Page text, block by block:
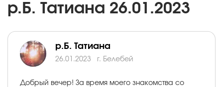
р.Б. Татиана 26.01.2023
р.Б. Татиана
26.01.2023 г. Белебей
Добрый вечер! За время моего знакомства со